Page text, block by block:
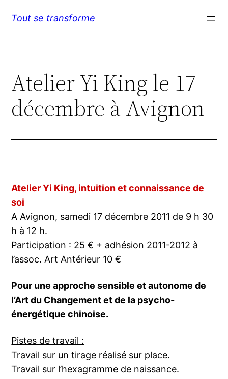
Tout se transforme
Atelier Yi King le 17
décembre à Avignon
Atelier Yi King, intuition et connaissance de
soi
A Avignon, samedi 17 décembre 2011 de 9 h 30
h à 12 h.
Participation : 25 € + adhésion 2011-2012 à
l’assoc. Art Antérieur 10 €
Pour une approche sensible et autonome de
l’Art du Changement et de la psycho-
énergétique chinoise.
Pistes de travail :
Travail sur un tirage réalisé sur place.
Travail sur l’hexagramme de naissance.